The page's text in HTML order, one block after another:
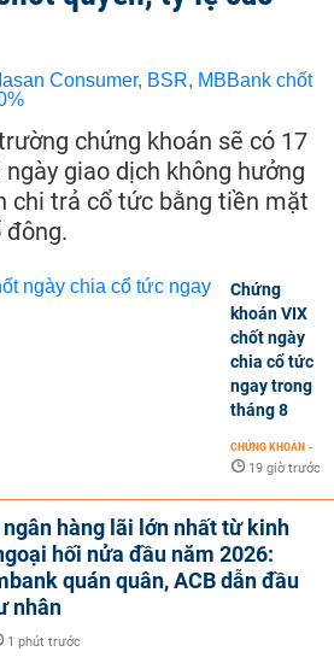
chứng khoán sẽ có 17
giao dịch không hưởng
chi trả cổ tức bằng tiền mặt
đông.
Chứng
khoán VIX
chốt ngày
chia cổ tức
ngay trong
tháng 8
CHỨNG KHOÁN -
19 giờ trước
ngân hàng lãi lớn nhất từ kinh
hối nửa đầu năm 2026:
quán quân, ACB dẫn đầu
nhân
1 phút trước